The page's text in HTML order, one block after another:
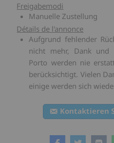
Freigabemodi
Manuelle Zustellung
Détails de l'annonce
Aufgrund fehlender
nicht mehr, Dank und
Porto werden nie
berücksichtigt. Vielen
einige werden sich
Kontaktieren